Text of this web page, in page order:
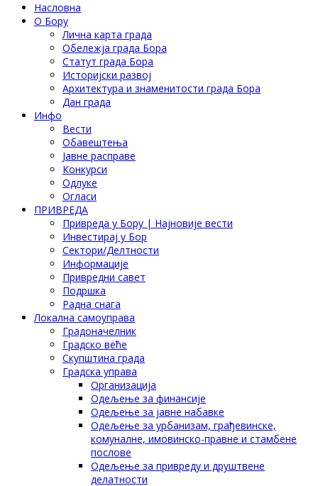
Насловна
О Бору
Лична карта града
Обележја града Бора
Статут града Бора
Историјски развој
Архитектура и знаменитости града Бора
Дан града
Инфо
Вести
Обавештења
Јавне расправе
Конкурси
Одлуке
Огласи
ПРИВРЕДА
Привреда у Бору | Најновије вести
Инвестирај у Бор
Сектори/Делтности
Информације
Привредни савет
Подршка
Радна снага
Локална самоуправа
Градоначелник
Градско веће
Скупштина града
Градска управа
Организација
Одељење за финансије
Одељење за јавне набавке
Одељење за урбанизам, грађевинске,
комуналне, имовинско-правне и стамбене
послове
Одељење за привреду и друштвене
делатности